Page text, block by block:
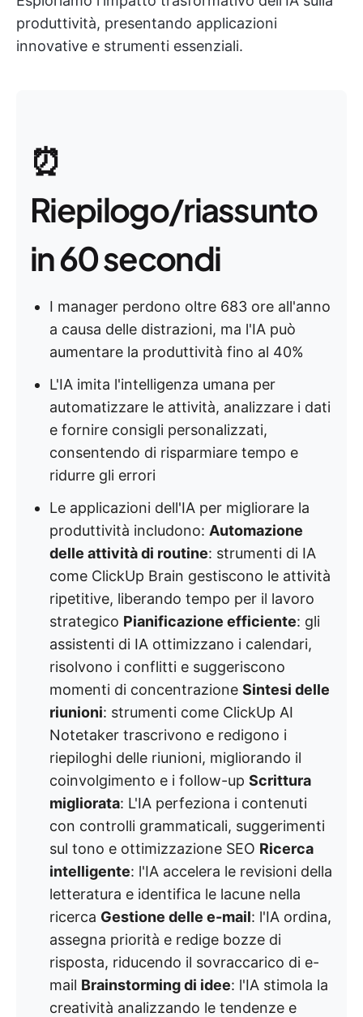
produttività, presentando applicazioni
innovative e strumenti essenziali.
⏰
Riepilogo/riassunto
in 60 secondi
I manager perdono oltre 683 ore all'anno
a causa delle distrazioni, ma l'IA può
aumentare la produttività fino al 40%
L'IA imita l'intelligenza umana per
automatizzare le attività, analizzare i dati
e fornire consigli personalizzati,
consentendo di risparmiare tempo e
ridurre gli errori
Le applicazioni dell'IA per migliorare la
produttività includono: Automazione
delle attività di routine: strumenti di IA
come ClickUp Brain gestiscono le attività
ripetitive, liberando tempo per il lavoro
strategico Pianificazione efficiente: gli
assistenti di IA ottimizzano i calendari,
risolvono i conflitti e suggeriscono
momenti di concentrazione Sintesi delle
riunioni: strumenti come ClickUp AI
Notetaker trascrivono e redigono i
riepiloghi delle riunioni, migliorando il
coinvolgimento e i follow-up Scrittura
migliorata: L'IA perfeziona i contenuti
con controlli grammaticali, suggerimenti
sul tono e ottimizzazione SEO Ricerca
intelligente: l'IA accelera le revisioni della
letteratura e identifica le lacune nella
ricerca Gestione delle e-mail: l'IA ordina,
assegna priorità e redige bozze di
risposta, riducendo il sovraccarico di e-
mail Brainstorming di idee: l'IA stimola la
creatività analizzando le tendenze e